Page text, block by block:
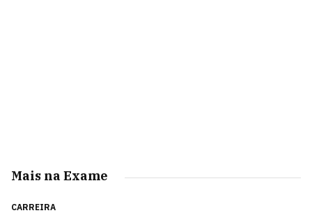
Mais na Exame
CARREIRA